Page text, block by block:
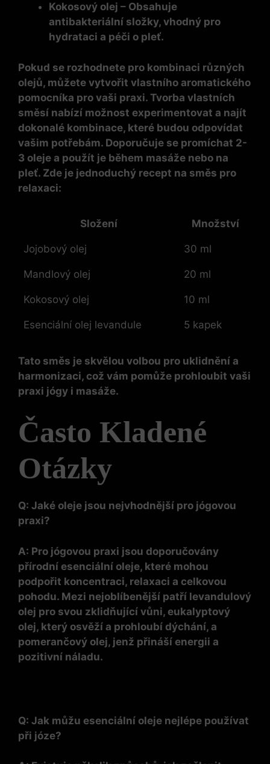
Kokosový olej – Obsahuje
antibakteriální složky, vhodný pro
hydrataci a péči o pleť.
Pokud se rozhodnete pro kombinaci různých
olejů, můžete vytvořit vlastního aromatického
pomocníka pro vaši praxi. Tvorba vlastních
směsí nabízí možnost experimentovat a najít
dokonalé kombinace, které budou odpovídat
vašim potřebám. Doporučuje se promíchat 2-
3 oleje a použít je během masáže nebo na
pleť. Zde je jednoduchý recept na směs pro
relaxaci:
Složení Množství
Jojobový olej 30 ml
Mandlový olej 20 ml
Kokosový olej 10 ml
Esenciální olej levandule 5 kapek
Tato směs je skvělou volbou pro uklidnění a
harmonizaci, což vám pomůže prohloubit vaši
praxi jógy i masáže.
Často Kladené
Otázky
Q: Jaké oleje jsou nejvhodnější pro jógovou
praxi?
A: Pro jógovou praxi jsou doporučovány
přírodní esenciální oleje, které mohou
podpořit koncentraci, relaxaci a celkovou
pohodu. Mezi nejoblíbenější patří levandulový
olej pro svou zklidňující vůni, eukalyptový
olej, který osvěží a prohloubí dýchání, a
pomerančový olej, jenž přináší energii a
pozitivní náladu.
Q: Jak můžu esenciální oleje nejlépe používat
při józe?